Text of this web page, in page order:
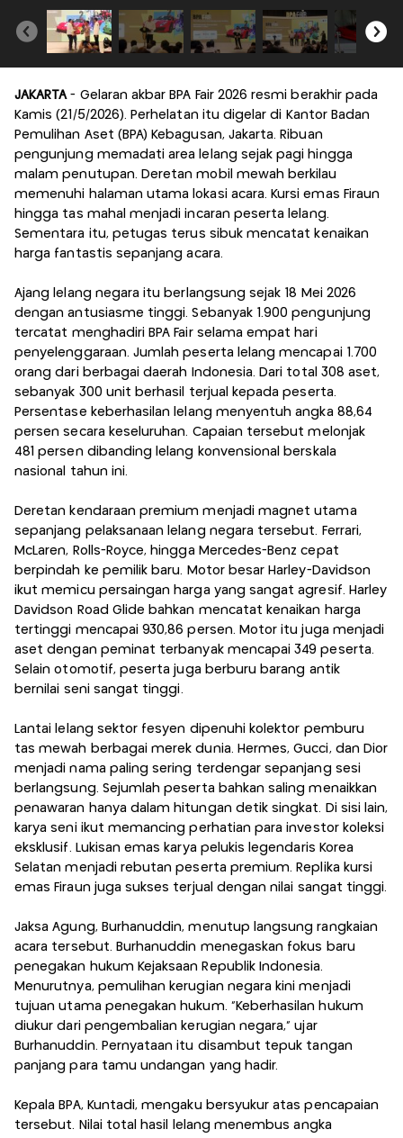
JAKARTA - Gelaran akbar BPA Fair 2026 resmi berakhir pada
Kamis (21/5/2026). Perhelatan itu digelar di Kantor Badan
Pemulihan Aset (BPA) Kebagusan, Jakarta. Ribuan
pengunjung memadati area lelang sejak pagi hingga
malam penutupan. Deretan mobil mewah berkilau
memenuhi halaman utama lokasi acara. Kursi emas Firaun
hingga tas mahal menjadi incaran peserta lelang.
Sementara itu, petugas terus sibuk mencatat kenaikan
harga fantastis sepanjang acara.
Ajang lelang negara itu berlangsung sejak 18 Mei 2026
dengan antusiasme tinggi. Sebanyak 1.900 pengunjung
tercatat menghadiri BPA Fair selama empat hari
penyelenggaraan. Jumlah peserta lelang mencapai 1.700
orang dari berbagai daerah Indonesia. Dari total 308 aset,
sebanyak 300 unit berhasil terjual kepada peserta.
Persentase keberhasilan lelang menyentuh angka 88,64
persen secara keseluruhan. Capaian tersebut melonjak
481 persen dibanding lelang konvensional berskala
nasional tahun ini.
Deretan kendaraan premium menjadi magnet utama
sepanjang pelaksanaan lelang negara tersebut. Ferrari,
McLaren, Rolls-Royce, hingga Mercedes-Benz cepat
berpindah ke pemilik baru. Motor besar Harley-Davidson
ikut memicu persaingan harga yang sangat agresif. Harley
Davidson Road Glide bahkan mencatat kenaikan harga
tertinggi mencapai 930,86 persen. Motor itu juga menjadi
aset dengan peminat terbanyak mencapai 349 peserta.
Selain otomotif, peserta juga berburu barang antik
bernilai seni sangat tinggi.
Lantai lelang sektor fesyen dipenuhi kolektor pemburu
tas mewah berbagai merek dunia. Hermes, Gucci, dan Dior
menjadi nama paling sering terdengar sepanjang sesi
berlangsung. Sejumlah peserta bahkan saling menaikkan
penawaran hanya dalam hitungan detik singkat. Di sisi lain,
karya seni ikut memancing perhatian para investor koleksi
eksklusif. Lukisan emas karya pelukis legendaris Korea
Selatan menjadi rebutan peserta premium. Replika kursi
emas Firaun juga sukses terjual dengan nilai sangat tinggi.
Jaksa Agung, Burhanuddin, menutup langsung rangkaian
acara tersebut. Burhanuddin menegaskan fokus baru
penegakan hukum Kejaksaan Republik Indonesia.
Menurutnya, pemulihan kerugian negara kini menjadi
tujuan utama penegakan hukum. “Keberhasilan hukum
diukur dari pengembalian kerugian negara,” ujar
Burhanuddin. Pernyataan itu disambut tepuk tangan
panjang para tamu undangan yang hadir.
Kepala BPA, Kuntadi, mengaku bersyukur atas pencapaian
tersebut. Nilai total hasil lelang menembus angka